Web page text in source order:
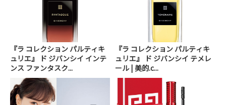
『ラ コレクション パルティキ
ュリエ』 ド ジバンシイ インテ
ンス ファンタスク...
『ラ コレクション パルティキ
ュリエ』 ド ジバンシイ テメレ
ール | 美的.c...